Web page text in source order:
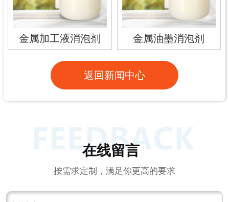
金属加工液消泡剂 金属油墨消泡剂
返回新闻中心
在线留言
按需求定制，满足你更高的要求